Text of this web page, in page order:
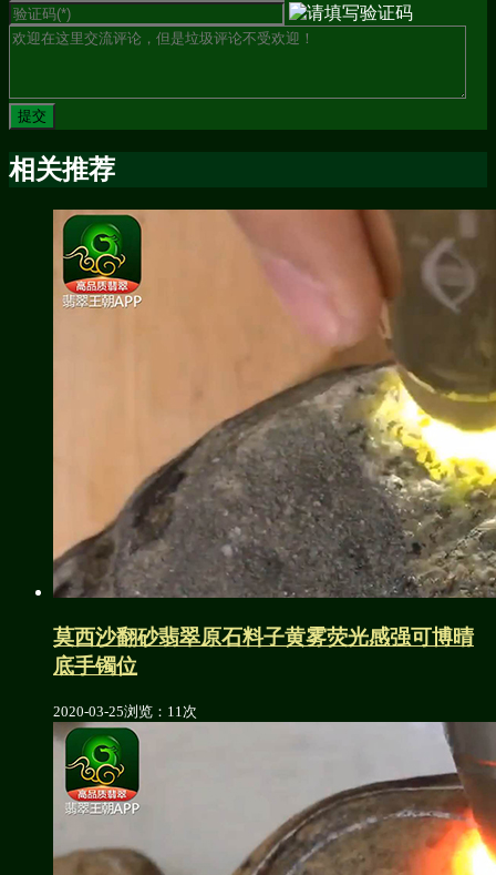
相关推荐
莫西沙翻砂翡翠原石料子黄雾荧光感强可博晴
底手镯位
2020-03-25浏览：11次